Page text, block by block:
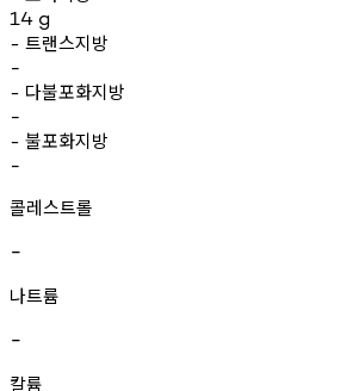
14 g
- 트랜스지방
-
- 다불포화지방
-
- 불포화지방
-
콜레스트롤
-
나트륨
-
칼륨